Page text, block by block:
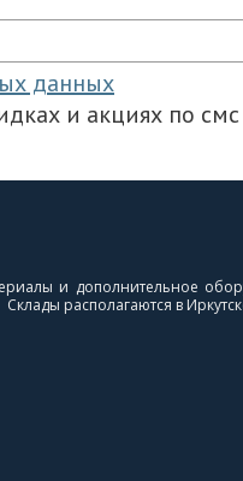
данных
и акциях по смс
и дополнительное
Склады располагаются в